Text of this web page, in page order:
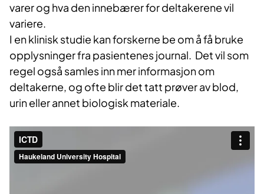
varer og hva den innebærer for deltakerene vil
variere.
I en klinisk studie kan forskerne be om å få bruke
opplysninger fra pasientenes journal. Det vil som
regel også samles inn mer informasjon om
deltakerne, og ofte blir det tatt prøver av blod,
urin eller annet biologisk materiale.